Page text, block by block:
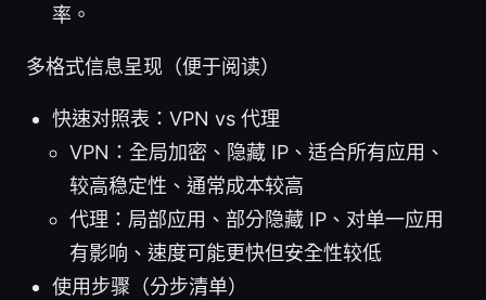
率。
多格式信息呈现（便于阅读）
快速对照表：VPN vs 代理
VPN：全局加密、隐藏 IP、适合所有应用、
较高稳定性、通常成本较高
代理：局部应用、部分隐藏 IP、对单一应用
有影响、速度可能更快但安全性较低
使用步骤（分步清单）